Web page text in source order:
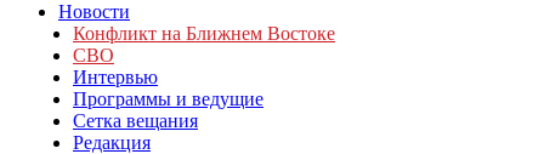
Новости
Конфликт на Ближнем Востоке
СВО
Интервью
Программы и ведущие
Сетка вещания
Редакция